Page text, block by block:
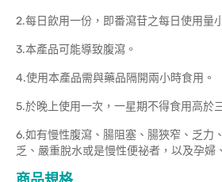
2.每日飲用一份，即番瀉苷之每日使用量
3.本產品可能導致腹瀉。
4.使用本產品需與藥品隔開兩小時食用。
5.於晚上使用一次，一星期不得食用高於
6.如有慢性腹瀉、腸阻塞、腸狹窄、乏力
乏、嚴重脫水或是慢性便祕者，以及孕